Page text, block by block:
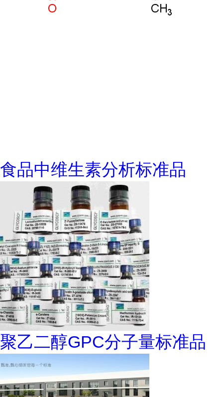
食品中维生素分析标准品
聚乙二醇GPC分子量标准品